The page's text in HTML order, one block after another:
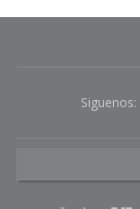
Siguenos: